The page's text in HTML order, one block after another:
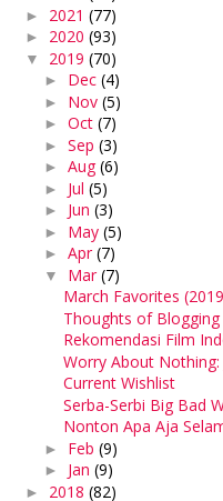
► 2021(77)
► 2020(93)
▼ 2019(70)
► Dec(4)
► Nov(5)
►Oct(7)
►Sep(3)
►Aug(6)
► Jul(5)
► Jun(3)
► May(5)
►Apr(7)
▼ Mar(7)
March Favorites
Thoughts of Blogging
Rekomendasi Film
Worry About
Current Wishlist
Serba-Serbi Big Bad
Nonton Apa Aja
► Feb(9)
► Jan(9)
► 2018(82)